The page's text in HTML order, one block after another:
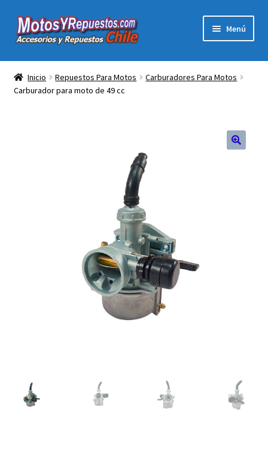
Ir
a
Ir
al
Menú
Acc y Rep Motocross Enduro
el
Electronica Para Motos
Tienda Física Motosyrepuestos
FAQ Preguntas Frecuentes
Inicio Repuestos Para Motos
Carburadores Para Motos
Carburador para moto de 49 cc